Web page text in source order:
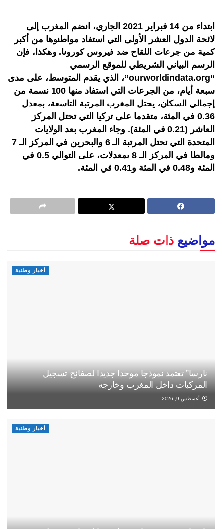
ابتداء من 14 فبراير 2021 الجاري، انضم المغرب إلى
لائحة الدول العشر الأولى التي استفاد مواطنوها من أكبر
كمية من جرعات اللقاح ضد فيروس كورونا. وهكذا، فإن
الرسم البياني الشريطي للموقع الرسمي
“ourworldindata.org”، الذي يقدم المتوسط، على مدى
سبعة أيام، من الجرعات التي استفاد منها 100 نسمة من
إجمالي السكان، يحتل المغرب المرتبة التاسعة، بمعدل
0.36 في المئة، متقدما على تركيا التي تحتل المركز
العاشر (0.21 في المئة). وجاء المغرب بعد الولايات
المتحدة التي تحتل المرتبة الـ 6 والبحرين في المركز الـ 7
ومالطا في المركز الـ 8 بمعدلات، على التوالي 0.5 في
المئة و0.48 في المئة و0.41 في المئة.
مواضيع ذات صلة
أخبار وطنية
نارسا” تعتمد نموذجا موحدا جديدا لصفائح تسجيل
المركبات داخل المغرب وخارجه
أغسطس 9, 2026
أخبار وطنية